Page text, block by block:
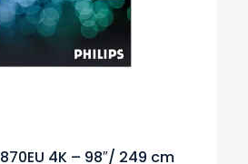
4K – 98″/ 249 cm